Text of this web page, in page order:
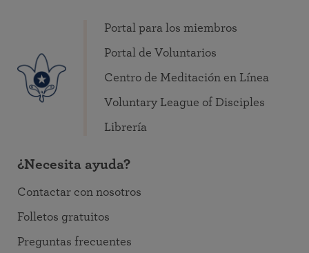
Portal para los miembros
Portal de Voluntarios
Centro de Meditación en Línea
Voluntary League of Disciples
Librería
¿Necesita ayuda?
Contactar con nosotros
Folletos gratuitos
Preguntas frecuentes